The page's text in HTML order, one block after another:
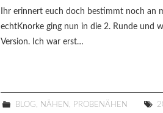
Ihr erinnert euch doch bestimmt noch an
echtKnorke ging nun in die 2. Runde und
Version. Ich war erst…
BLOG NÄHEN PROBENÄHEN